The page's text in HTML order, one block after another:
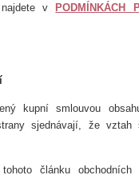
najdetev PODMÍNKÁCH
kupní smlouvou
sjednávají, že
článku obchodních